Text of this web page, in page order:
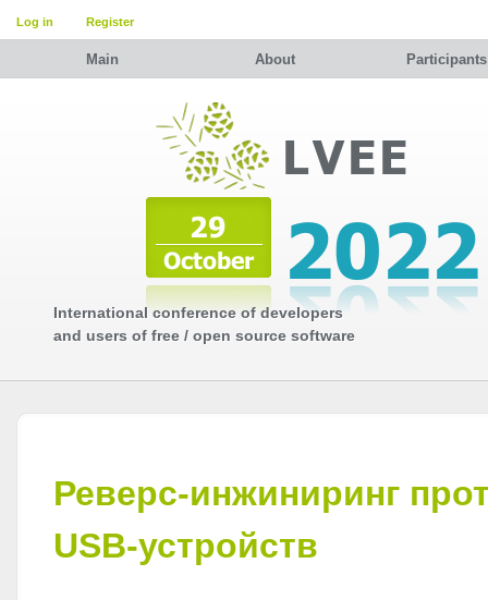
Log in Register
Main About Participants
International conference of developers
and users of free / open source software
Реверс-инжиниринг
USB-устройств